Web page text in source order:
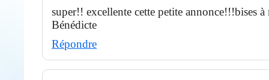
super!! excellente cette petite annonce!!!bises à
Bénédicte
Répondre